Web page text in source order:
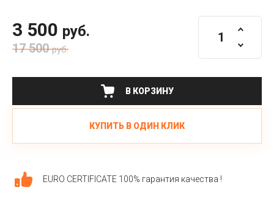
3 500 руб.
17 500 руб.
В КОРЗИНУ
КУПИТЬ В ОДИН КЛИК
EURO CERTIFICATE 100% гарантия качества !